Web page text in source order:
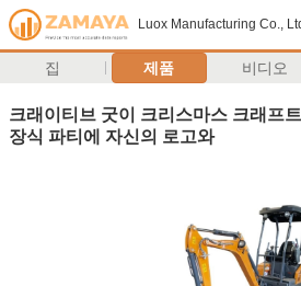
Luox Manufacturing Co.,
집 제품 비디오
크래이티브 굿이 크리스마스 크래프
장식 파티에 자신의 로고와